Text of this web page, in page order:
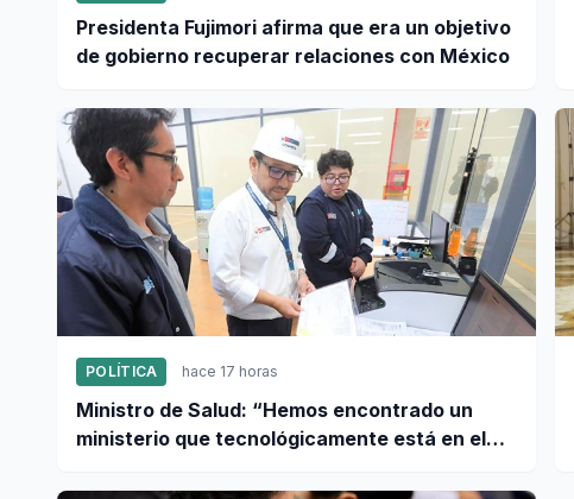
Presidenta Fujimori afirma que era un objetivo
de gobierno recuperar relaciones con México
POLÍTICA hace 17 horas
Ministro de Salud: “Hemos encontrado un
ministerio que tecnológicamente está en el